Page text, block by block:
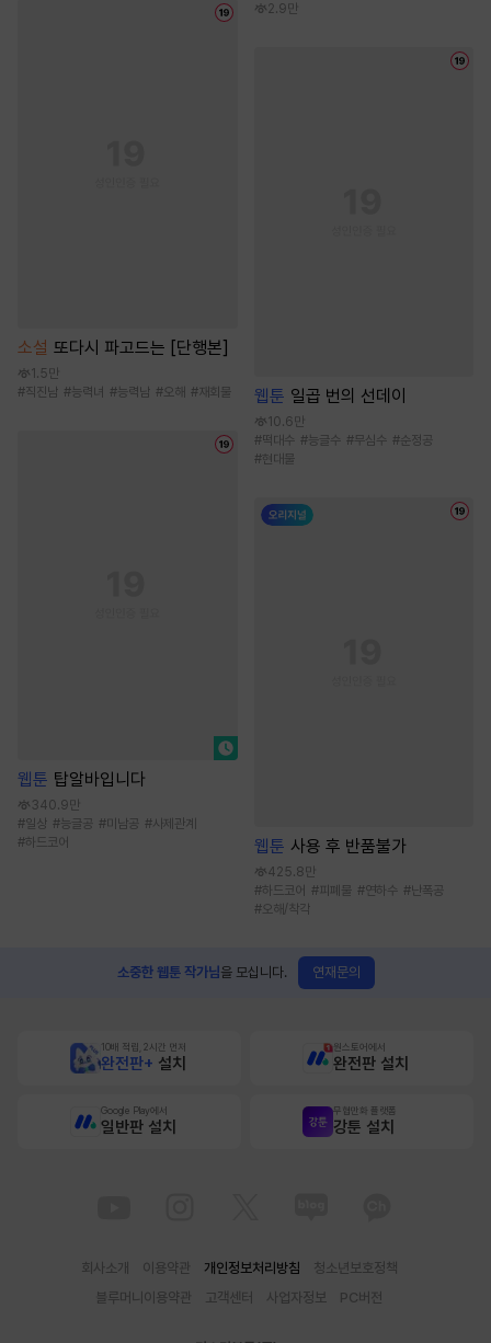
소설 또다시 파고드는 [단행본]
1.5만
#직진남 #능력녀 #능력남 #오해 # 재회물
웹툰 탑알바입니다
340.9만
#일상 #능글공 #미남공 #사제관계
#하드코어
2.9만
웹툰 일곱 번의 선데이
10.6만
#떡대수 #능글수 #무심수 #순정공
#현대물
웹툰 사용 후 반품불가
425.8만
#하드코어 #피폐물 #연하수 #난폭공
#오해/착각
소중한 웹툰 작가님을 모십니다. 연재문의
10배 적립, 2시간 먼저
완전판+ 설치
원스토어에서
완전판 설치
Google Play에서
일반판 설치
무협만화 플랫폼
강툰 설치
회사소개 이용약관 개인정보처리방침
청소년보호정책
블루머니이용약관
고객센터 사업자정보 PC버전